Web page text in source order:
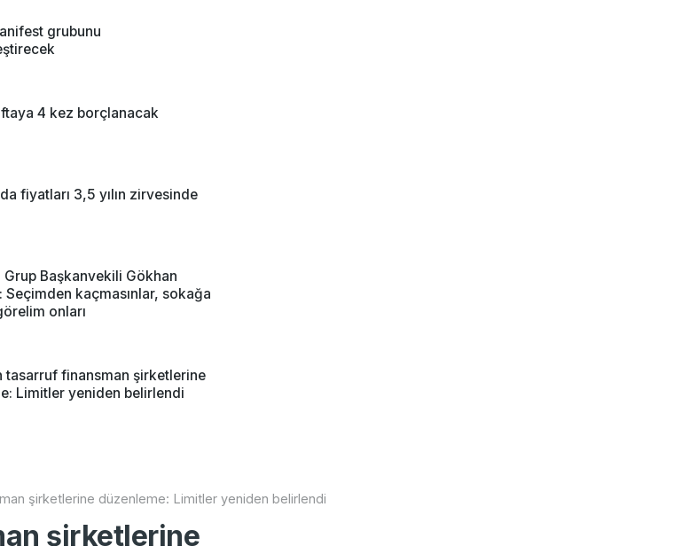
grubunu
4 kez borçlanacak
fiyatları 3,5 yılın zirvesinde
Grup Başkanvekili Gökhan
Seçimden kaçmasınlar, sokağa
onları
tasarruf finansman şirketlerine
Limitler yeniden belirlendi
şirketlerine düzenleme: Limitler yeniden belirlendi
şirketlerine